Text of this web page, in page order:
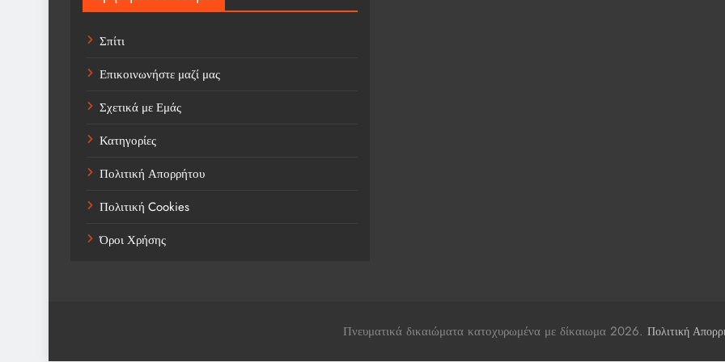
Σπίτι
Επικοινωνήστε μαζί μας
Σχετικά με Εμάς
Κατηγορίες
Πολιτική Απορρήτου
Πολιτική Cookies
Όροι Χρήσης
Πνευματικά δικαιώματα κατοχυρωμένα με δίκαιωμα 2026. Πολιτική